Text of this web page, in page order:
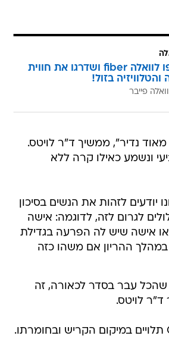
הצטרפו לוואלה fiber ושדרגו את חווית
והטלוויזיה בזול!
פייבר
נדיר", ממשיך ד"ר לויטס.
ונשמע כאילו קרה ללא
יודעים לזהות את הנשים בסיכון
לגרום לזה, לדוגמה: אישה
אישה שיש לה הפרעה בגדילת
ההריון אם משהו כזה
שהכל עבר בסדר לכאורה, זה
ד"ר לויטס.
התסמינים של CVT תלויים במיקום הקריש ובחומרתו.